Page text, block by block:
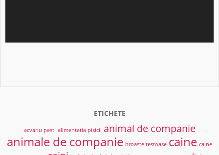
ETICHETE
acvariu pesti alimentatia pisicii animal de companie
animale de companie broaste testoase caine caine